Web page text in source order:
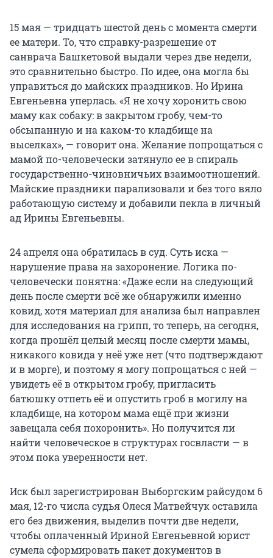
15 мая — тридцать шестой день с момента смерти
ее матери. То, что справку-разрешение от
санврача Башкетовой выдали через две недели,
это сравнительно быстро. По идее, она могла бы
управиться до майских праздников. Но Ирина
Евгеньевна уперлась. «Я не хочу хоронить свою
маму как собаку: в закрытом гробу, чем-то
обсыпанную и на каком-то кладбище на
выселках», — говорит она. Желание попрощаться с
мамой по-человечески затянуло ее в спираль
государственно-чиновничьих взаимоотношений.
Майские праздники парализовали и без того вяло
работающую систему и добавили пекла в личный
ад Ирины Евгеньевны.
24 апреля она обратилась в суд. Суть иска —
нарушение права на захоронение. Логика по-
человечески понятна: «Даже если на следующий
день после смерти всё же обнаружили именно
ковид, хотя материал для анализа был направлен
для исследования на грипп, то теперь, на сегодня,
когда прошёл целый месяц после смерти мамы,
никакого ковида у неё уже нет (что подтверждают
и в морге), и поэтому я могу попрощаться с ней —
увидеть её в открытом гробу, пригласить
батюшку отпеть её и опустить гроб в могилу на
кладбище, на котором мама ещё при жизни
завещала себя похоронить». Но получится ли
найти человеческое в структурах госвласти — в
этом пока уверенности нет.
Иск был зарегистрирован Выборгским райсудом 6
мая, 12-го числа судья Олеся Матвейчук оставила
его без движения, выделив почти две недели,
чтобы оплаченный Ириной Евгеньевной юрист
сумела сформировать пакет документов в